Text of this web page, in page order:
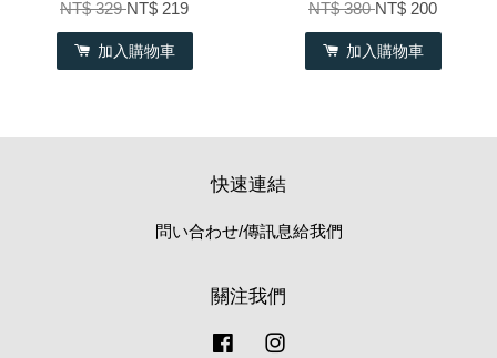
NT$ 329NT$ 219
加入購物車
NT$ 380NT$ 200
加入購物車
快速連結
問い合わせ/傳訊息給我們
關注我們
Facebook